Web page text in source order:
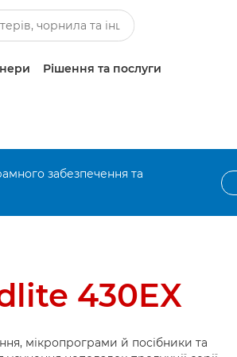
Рішення та послуги
забезпечення та
430EX
мікропрограми й посібники та